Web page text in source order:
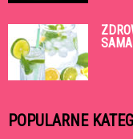
SAMA
POPULARNE